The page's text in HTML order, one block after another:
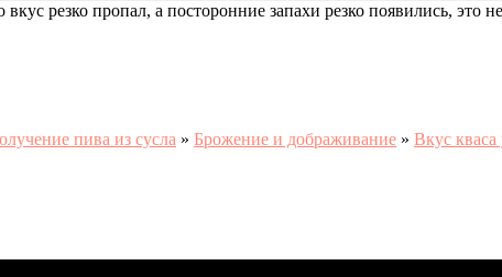
резко пропал, а посторонние запахи резко появились, это
пива из сусла » Брожение и дображивание » Вкус кваса